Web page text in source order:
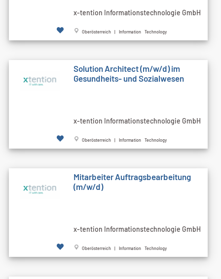
x-tention Informationstechnologie GmbH
Oberösterreich | Information Technology
Solution Architect (m/w/d) im
Gesundheits- und Sozialwesen
x-tention Informationstechnologie GmbH
Oberösterreich | Information Technology
Mitarbeiter Auftragsbearbeitung
(m/w/d)
x-tention Informationstechnologie GmbH
Oberösterreich | Information Technology